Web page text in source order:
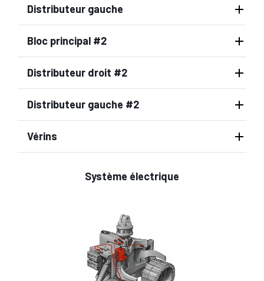
Distributeur gauche
Bloc principal #2
Distributeur droit #2
Distributeur gauche #2
Vérins
Système électrique